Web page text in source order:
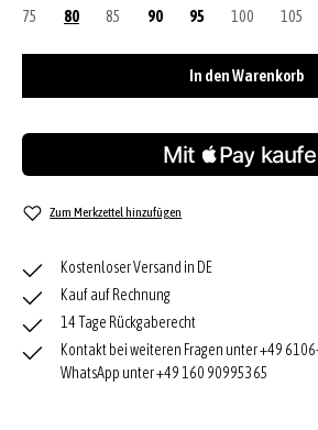
75 (Diese Option ist zurzeit nicht verfügbar.)
80 85 (Diese Option ist zurzeit nicht verfügbar.)
90 95 100 (Diese105
In den Warenkorb
Zum Merkzettel hinzufügen
Kostenloser Versand in DE
Kauf auf Rechnung
14 Tage Rückgaberecht
Kontakt bei weiteren Fragen unter +49
WhatsApp unter +49 160 90995365